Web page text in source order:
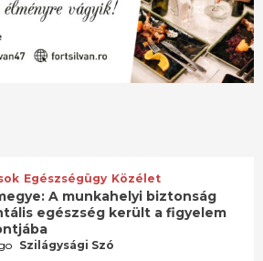
Egészségügy Közélet
A munkahelyi biztonság
egészség került a figyelem
Szilágysági Szó